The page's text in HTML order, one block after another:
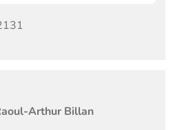
Arthur Billan